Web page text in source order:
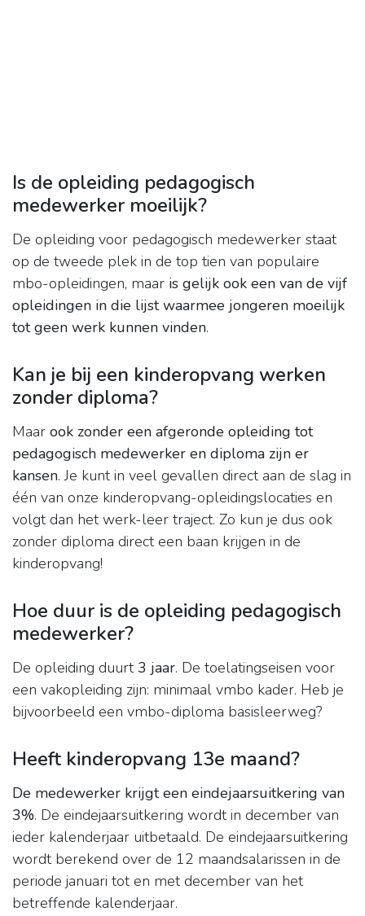
Is de opleiding pedagogisch
medewerker moeilijk?
De opleiding voor pedagogisch medewerker staat
op de tweede plek in de top tien van populaire
mbo-opleidingen, maar is gelijk ook een van de vijf
opleidingen in die lijst waarmee jongeren moeilijk
tot geen werk kunnen vinden.
Kan je bij een kinderopvang werken
zonder diploma?
Maar ook zonder een afgeronde opleiding tot
pedagogisch medewerker en diploma zijn er
kansen. Je kunt in veel gevallen direct aan de slag in
één van onze kinderopvang-opleidingslocaties en
volgt dan het werk-leer traject. Zo kun je dus ook
zonder diploma direct een baan krijgen in de
kinderopvang!
Hoe duur is de opleiding pedagogisch
medewerker?
De opleiding duurt3 jaar. De toelatingseisen voor
een vakopleiding zijn: minimaal vmbo kader. Heb je
bijvoorbeeld een vmbo-diploma basisleerweg?
Heeft kinderopvang 13e maand?
De medewerker krijgt een eindejaarsuitkering van
3%. De eindejaarsuitkering wordt in december van
ieder kalenderjaar uitbetaald. De eindejaarsuitkering
wordt berekend over de 12 maandsalarissen in de
periode januari tot en met december van het
betreffende kalenderjaar.